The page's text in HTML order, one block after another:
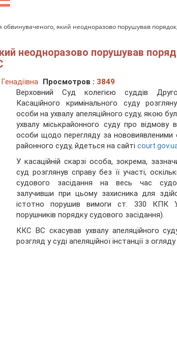
який неодноразово порушував
неодноразово порушував
Просмотров : 3849
Верховний Суд колегією суддів
Касаційного кримінального суду
особи на ухвалу апеляційного суду, якою
ухвалу міськрайонного суду про відмову
особи щодо перегляду за нововиявленими
районного суду, йдеться на сайті
У касаційній скарзі особа, зокрема,
суд розглянув справу без її участі,
судового засідання на весь час
залучивши при цьому захисника для
істотно порушив вимоги ст. 330 КПК
порушників порядку судового засідання).
ККС ВС скасував ухвалу апеляційного
розгляд у суді апеляційної інстанції з